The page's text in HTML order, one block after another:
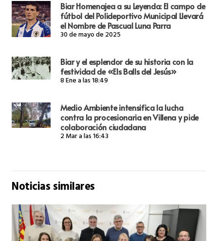
Biar Homenajea a su Leyenda: El campo de
fútbol del Polideportivo Municipal Llevará
el Nombre de Pascual Luna Parra
30 de mayo de 2025
Biar y el esplendor de su historia con la
festividad de «Els Balls del Jesús»
8 Ene a las 18:49
Medio Ambiente intensifica la lucha
contra la procesionaria en Villena y pide
colaboración ciudadana
2 Mar a las 16:43
Noticias similares